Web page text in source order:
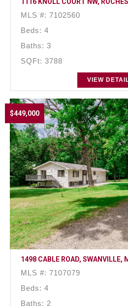
MLS #: 7102560
Beds: 4
Baths: 3
SQFt: 3788
VIEW
$449,000
1498 CABLE ROAD, SWANVILLE,
MLS #: 7107079
Beds: 4
Baths: 2